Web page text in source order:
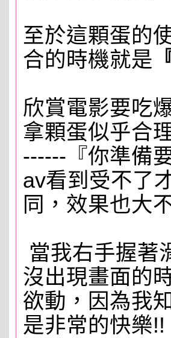
至於這顆蛋的
合的時機就是
欣賞電影要吃
拿顆蛋似乎合
------『你準備
av看到受不了
同，效果也大
當我右手握著
沒出現畫面的
欲動，因為我
是非常的快樂!!